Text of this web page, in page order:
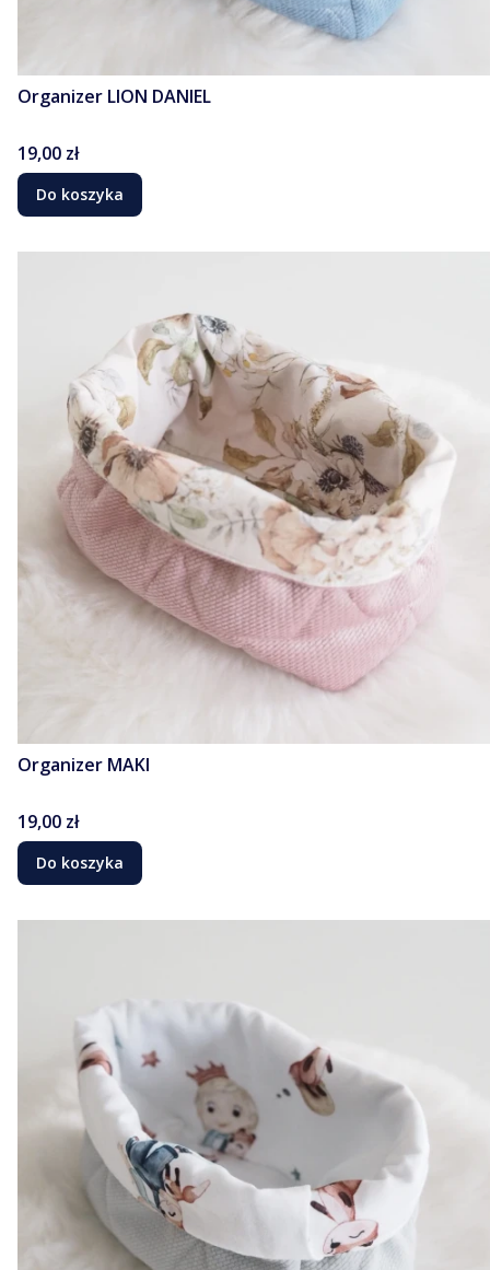
Organizer LION DANIEL
Cena
19,00 zł
Do koszyka
Organizer MAKI
Cena
19,00 zł
Do koszyka